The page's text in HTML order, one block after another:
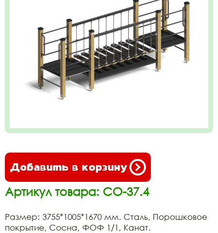
Добавить в корзину
Артикул товара: СО-37.4
Размер: 3755*1005*1670 мм. Сталь, Порошковое
покрытие, Сосна, ФОФ 1/1, Канат.